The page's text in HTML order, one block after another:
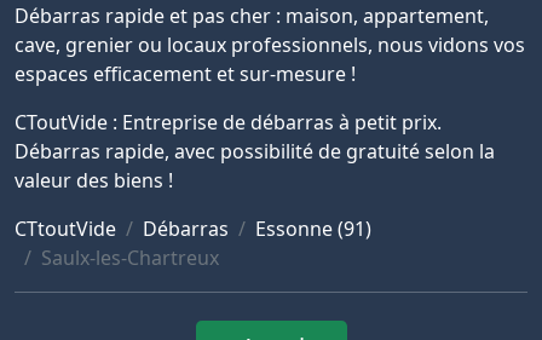
Débarras rapide et pas cher : maison, appartement,
cave, grenier ou locaux professionnels, nous vidons vos
espaces efficacement et sur-mesure !
CToutVide : Entreprise de débarras à petit prix.
Débarras rapide, avec possibilité de gratuité selon la
valeur des biens !
CTtoutVide
Débarras
Essonne (91)
Saulx-les-Chartreux